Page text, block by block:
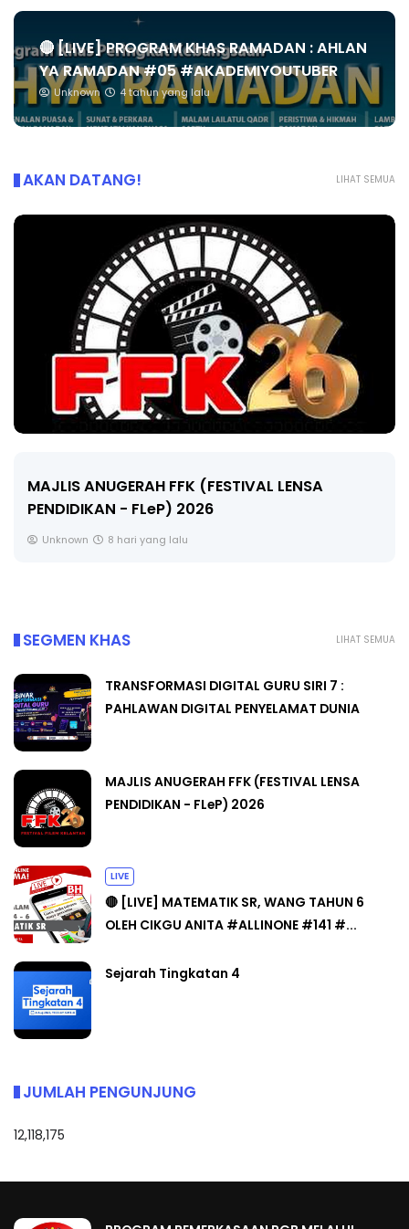
🔴 [LIVE] PROGRAM KHAS RAMADAN : AHLAN
YA RAMADAN #05 #AKADEMIYOUTUBER
Unknown 4 tahun yang lalu
LIHAT SEMUA
AKAN DATANG!
MAJLIS ANUGERAH FFK (FESTIVAL LENSA
PENDIDIKAN - FLeP) 2026
Unknown 8 hari yang lalu
LIHAT SEMUA
SEGMEN KHAS
TRANSFORMASI DIGITAL GURU SIRI 7 :
PAHLAWAN DIGITAL PENYELAMAT DUNIA
MAJLIS ANUGERAH FFK (FESTIVAL LENSA
PENDIDIKAN - FLeP) 2026
LIVE
🔴 [LIVE] MATEMATIK SR, WANG TAHUN 6
OLEH CIKGU ANITA #ALLINONE #141 #...
Sejarah Tingkatan 4
JUMLAH PENGUNJUNG
12,118,175